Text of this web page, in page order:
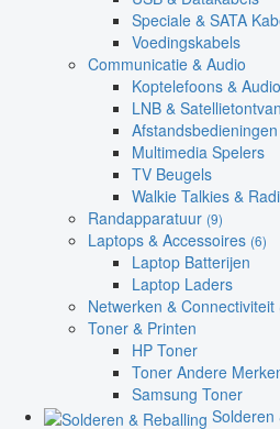
Speciale & SATA
Voedingskabels
Communicatie & Audio
Koptelefoons & Audio
LNB &
Afstandsbedieningen
Multimedia Spelers
TV Beugels
Walkie Talkies &
Randapparatuur (9)
Laptops & Accessoires (6)
Laptop Batterijen
Laptop Laders
Netwerken & Connectiviteit
Toner & Printen
HP Toner
Toner Andere
Samsung Toner
Solderen